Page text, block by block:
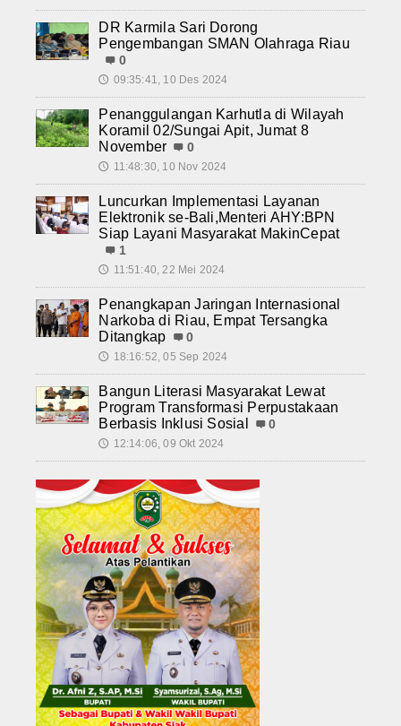
DR Karmila Sari Dorong
Pengembangan SMAN Olahraga Riau
0
🕔 09:35:41, 10 Des 2024
Penanggulangan Karhutla di Wilayah
Koramil 02/Sungai Apit, Jumat 8
November
0
🕔 11:48:30, 10 Nov 2024
Luncurkan Implementasi Layanan
Elektronik se-Bali,Menteri AHY:BPN
Siap Layani Masyarakat MakinCepat
1
🕔 11:51:40, 22 Mei 2024
Penangkapan Jaringan Internasional
Narkoba di Riau, Empat Tersangka
Ditangkap
0
🕔 18:16:52, 05 Sep 2024
Bangun Literasi Masyarakat Lewat
Program Transformasi Perpustakaan
Berbasis Inklusi Sosial
0
🕔 12:14:06, 09 Okt 2024